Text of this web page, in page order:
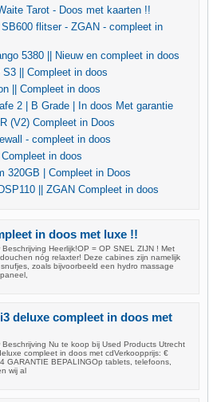
Tarot - Doos met kaarten !!
flitser - ZGAN - compleet in
5380 || Nieuw en compleet in doos
|| Compleet in doos
|| Compleet in doos
2 | B Grade | In doos Met garantie
(V2) Compleet in Doos
- compleet in doos
in doos
320GB | Compleet in Doos
|| ZGAN Compleet in doos
in doos met luxe !!
Heerlijk!OP = OP SNEL ZIJN ! Met
nóg relaxter! Deze cabines zijn namelijk
zoals bijvoorbeeld een hydro massage
deluxe compleet in doos met
Nu te koop bij Used Products Utrecht
compleet in doos met cdVerkoopprijs: €
GARANTIE BEPALINGOp tablets, telefoons,
wij al